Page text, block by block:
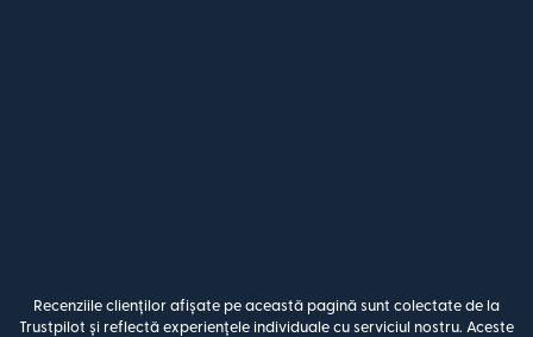
Recenziile clienților afișate pe această pagină sunt colectate de la
Trustpilot și reflectă experiențele individuale cu serviciul nostru. Aceste